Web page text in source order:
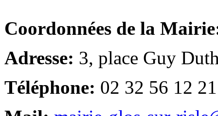
Coordonnées de la
Adresse: 3, place Guy
Téléphone: 02 32 56 12 21